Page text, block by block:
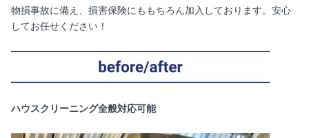
物損事故に備え、損害保険にももちろん加入しております。安心
してお任せください！
ハウスクリーニング全般対応可能